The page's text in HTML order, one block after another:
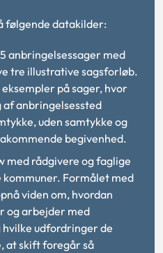
følgende datakilder:
anbringelsessager med
tre illustrative sagsforløb.
på sager, hvor
anbringelsessted
uden samtykke og
begivenhed.
med rådgivere og faglige
kommuner. Formålet med
viden om, hvordan
og arbejder med
hvilke udfordringer de
at skift foregår så